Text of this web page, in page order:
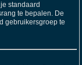
standaard
te bepalen. De
gebruikersgroep te